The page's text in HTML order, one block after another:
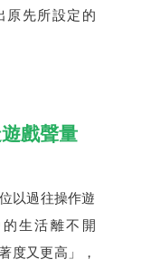
原先所設定的
戲聲量
以過往操作遊
生活離不開
度又更高」，